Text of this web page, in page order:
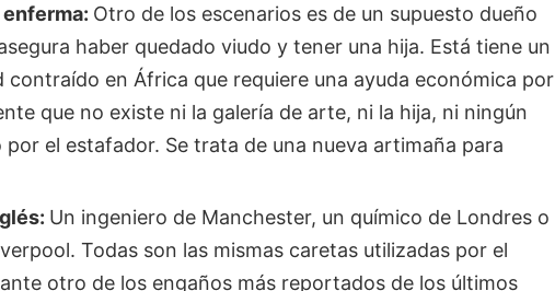
Otro de los escenarios es de un supuesto dueño
haber quedado viudo y tener una hija. Está tiene un
contraído en África que requiere una ayuda económica por
que no existe ni la galería de arte, ni la hija, ni ningún
el estafador. Se trata de una nueva artimaña para
Un ingeniero de Manchester, un químico de Londres o
Todas son las mismas caretas utilizadas por el
otro de los engaños más reportados de los últimos